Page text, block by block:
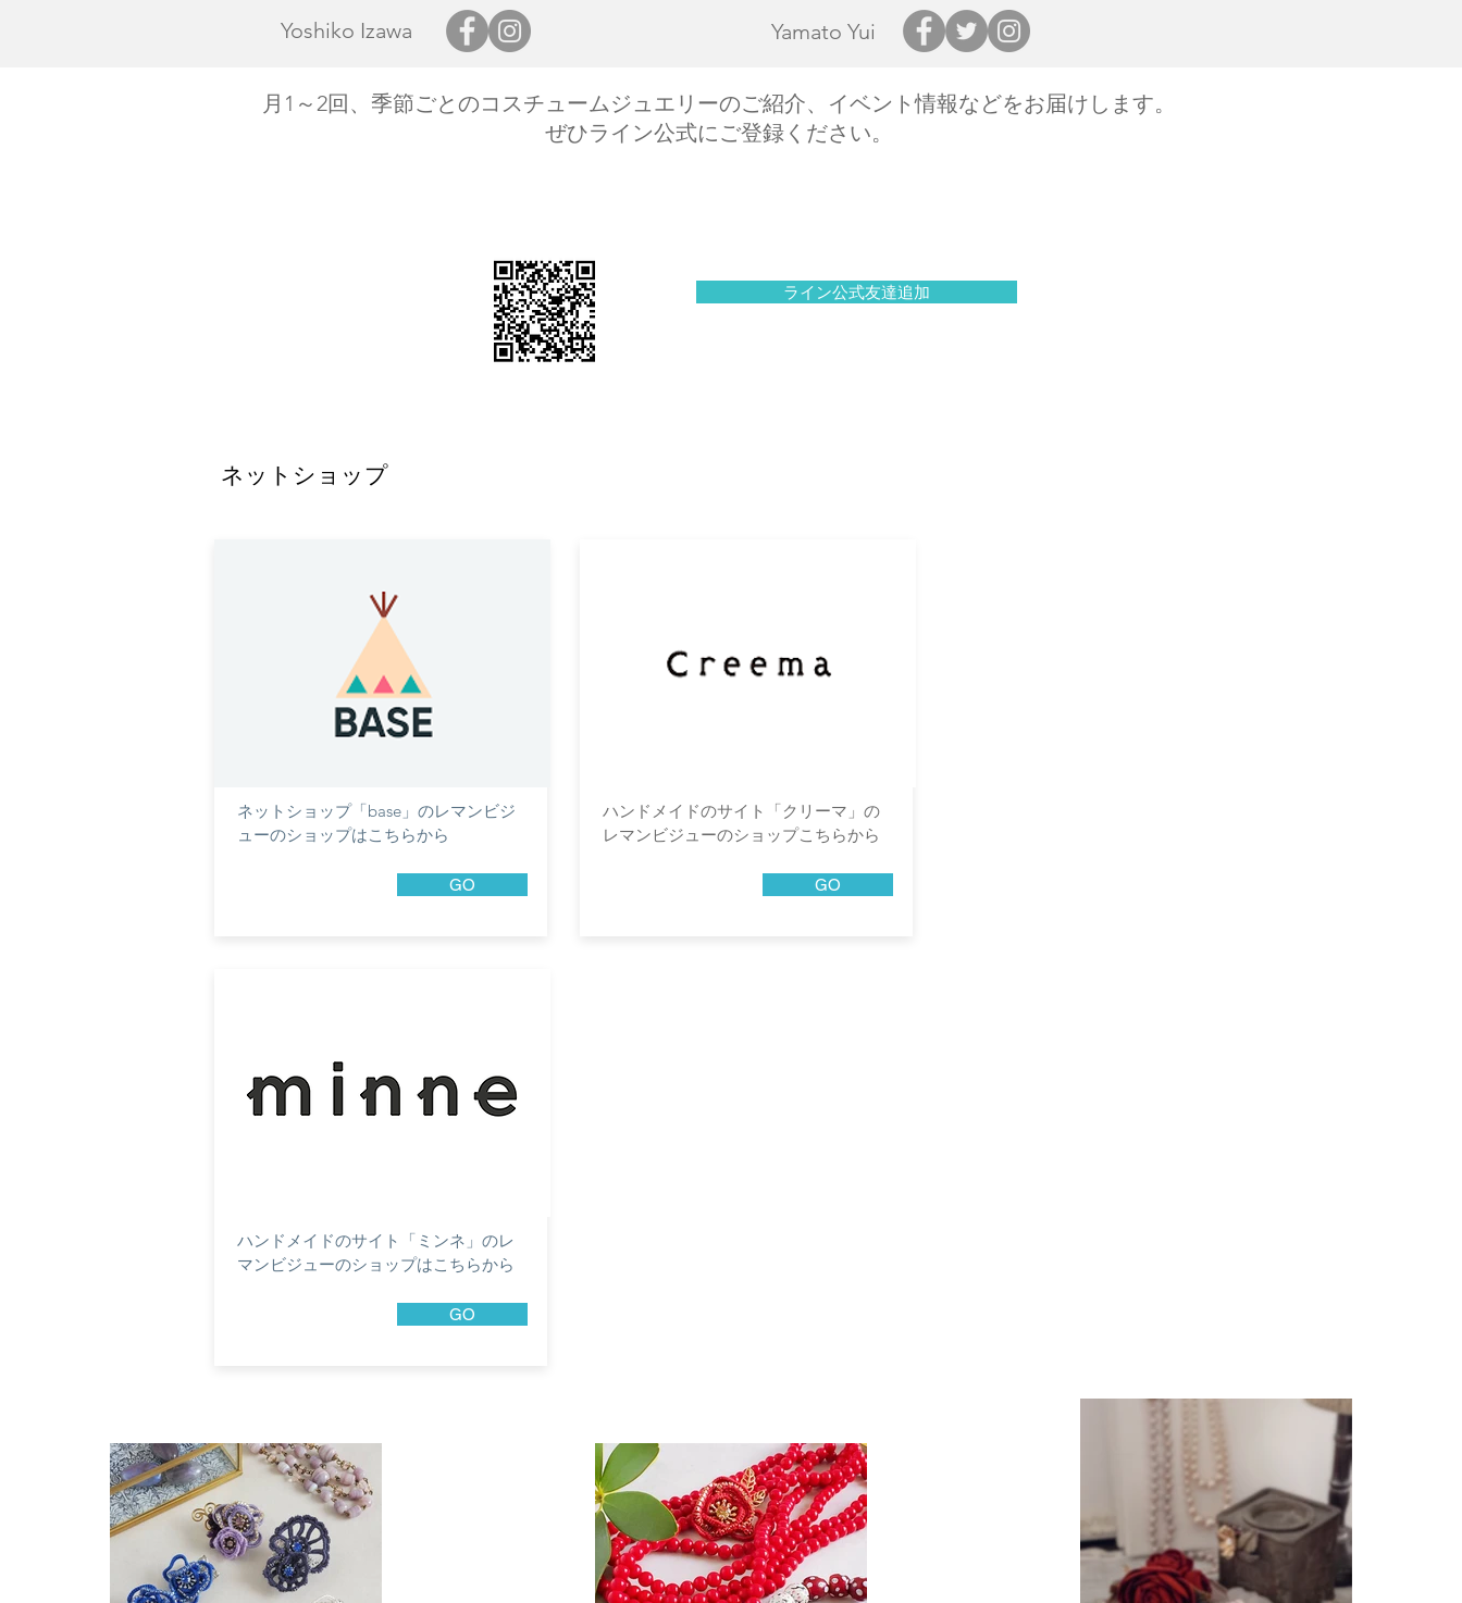
Yoshiko Izawa Yamato Yui
月1～2回、季節ごとのコスチュームジュエリーのご紹介、イベント情報などをお届けします。
​ぜひライン公式にご登録ください。
ライン公式友達追加
ネットショップ
​ネットショップ「base」のレマンビジ
ューのショップはこちらから
GO
​ハンドメイドのサイト「クリーマ」の
レマンビジューのショップこちらから
GO
ハンドメイドのサイト「ミンネ」のレ
マンビジューのショップはこちらから
GO